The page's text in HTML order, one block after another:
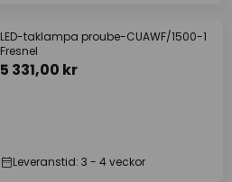
LED-taklampa proube-CUAWF/1500-1
Fresnel
5 331,00 kr
Leveranstid: 3 - 4 veckor